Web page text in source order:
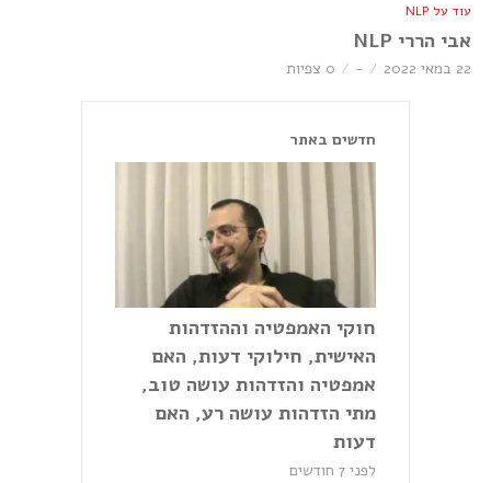
עוד על NLP
אבי הררי NLP
22 במאי 2022 - 0 צפיות
חדשים באתר
חוקי האמפטיה וההזדהות
האישית, חילוקי דעות, האם
אמפטיה והזדהות עושה טוב,
מתי הזדהות עושה רע, האם
דעות
לפני 7 חודשים